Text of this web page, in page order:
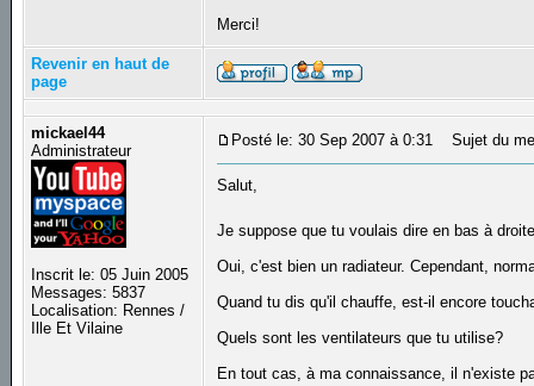
Merci!
Revenir en haut de
page
mickael44
Administrateur
Inscrit le: 05 Juin 2005
Messages: 5837
Localisation: Rennes /
Ille Et Vilaine
Posté le: 30 Sep 2007 à 0:31 Sujet du
Salut,
Je suppose que tu voulais dire en bas à
Oui, c'est bien un radiateur. Cependant,
Quand tu dis qu'il chauffe, est-il encore
Quels sont les ventilateurs que tu utilise?
En tout cas, à ma connaissance, il n'existe